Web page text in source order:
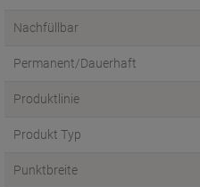
Nachfüllbar
Permanent/Dauerhaft
Produktlinie
Produkt Typ
Punktbreite